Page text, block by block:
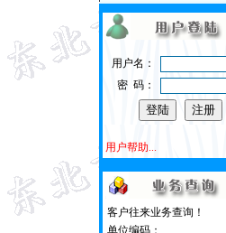
用户名：
密 码：
用户帮助...
客户往来业务查询！
单位编码：